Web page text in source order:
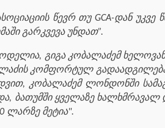
წევრ თუ GCA-დან
გარკვევა უნდათ”.
გიგა კობალაძემ
კომფორტულ
კობალაძემ ლონდონში
ბათუმში ყველაზე
ლარზე მეტია".